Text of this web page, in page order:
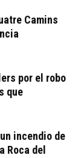
Camins
por el robo
que
incendio de
Roca del